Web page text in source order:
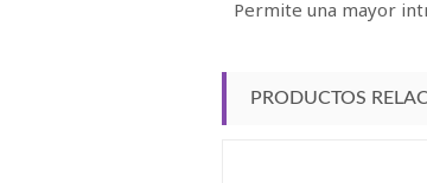
Permite una mayor
PRODUCTOS